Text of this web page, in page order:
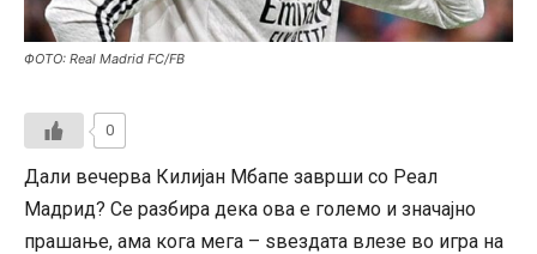
ФОТО: Real Madrid FC/FB
0
Дали вечерва Килијан Мбапе заврши со Реал
Мадрид? Се разбира дека ова е големо и значајно
прашање, ама кога мега – ѕвездата влезе во игра на